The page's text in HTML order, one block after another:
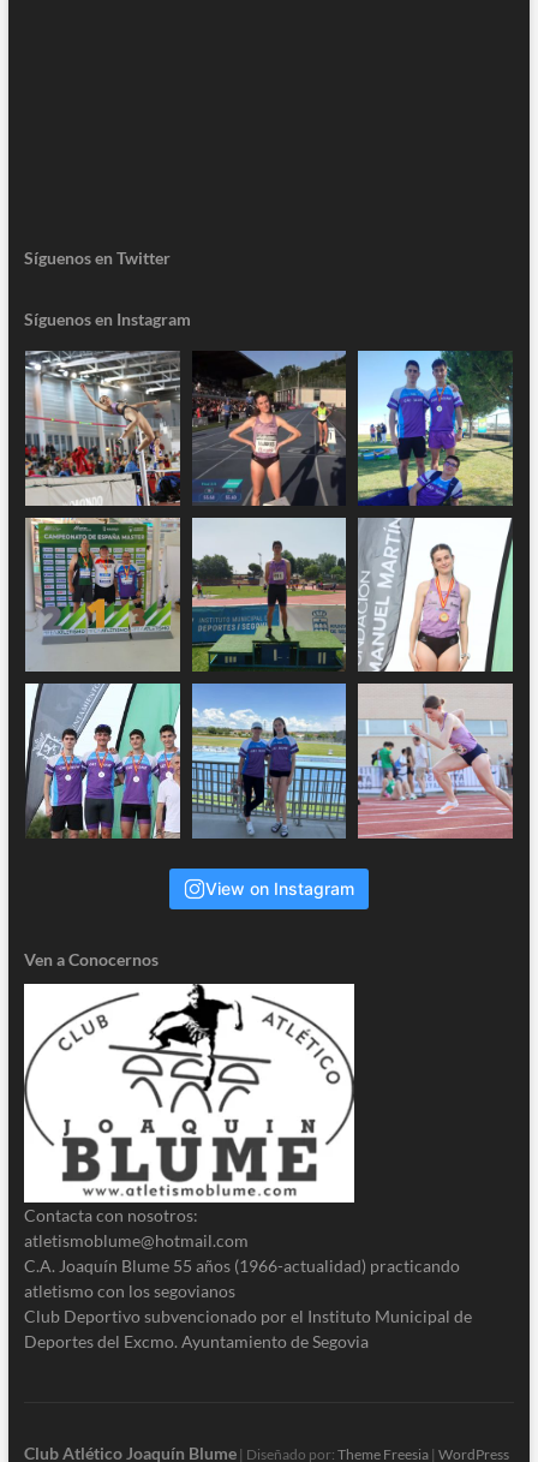
Síguenos en Twitter
Síguenos en Instagram
View on Instagram
Ven a Conocernos
Contacta con nosotros:
atletismoblume@hotmail.com
C.A. Joaquín Blume 55 años (1966-actualidad) practicando
atletismo con los segovianos
Club Deportivo subvencionado por el Instituto Municipal de
Deportes del Excmo. Ayuntamiento de Segovia
Club Atlético Joaquín Blume| Diseñado por: Theme Freesia| WordPress